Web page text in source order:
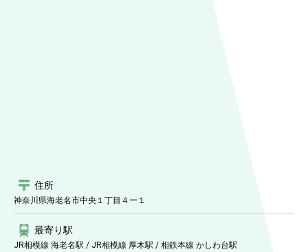
住所
神奈川県海老名市中央１丁目４ー１
最寄り駅
JR相模線 海老名駅 / JR相模線 厚木駅 / 相鉄本線 かしわ台駅